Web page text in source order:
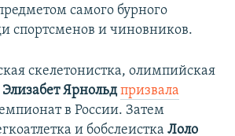
самого бурного
спортсменов и чиновников.
скелетонистка, олимпийская
Элизабет Ярнольд призвала
в России. Затем
и бобслеистка Лоло